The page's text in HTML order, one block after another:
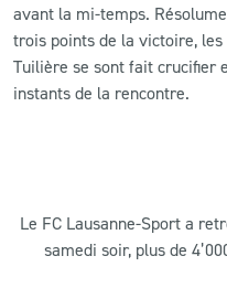
LS E-SHOP
PRESSE ET MEDIAS
avant la mi-temps.
trois points de la victoire,
Tuilière se sont fait crucifier
instants de la rencontre.
Le FC Lausanne-Sport a
samedi soir, plus de